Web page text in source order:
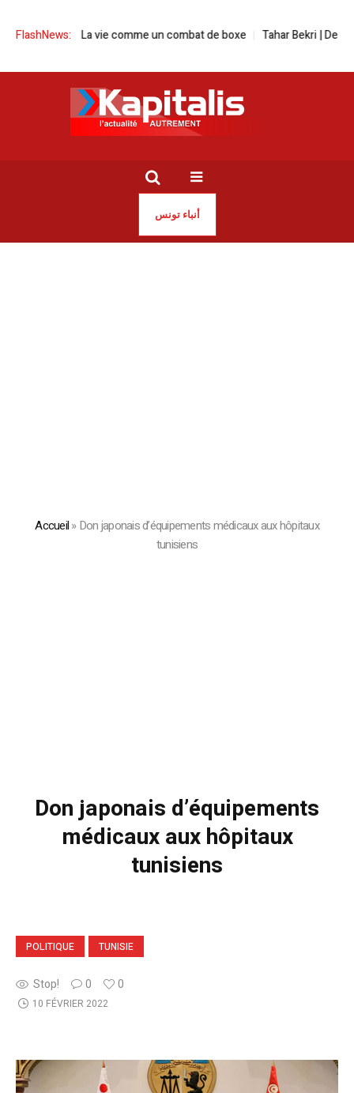
FlashNews:
Round » | La vie comme un combat de boxe Tahar Bekri | De
أنباء تونس
Accueil»Don japonais d’équipements médicaux aux hôpitaux
tunisiens
Don japonais d’équipements
médicaux aux hôpitaux
tunisiens
POLITIQUE TUNISIE
Stop! 0 0
10 FÉVRIER 2022